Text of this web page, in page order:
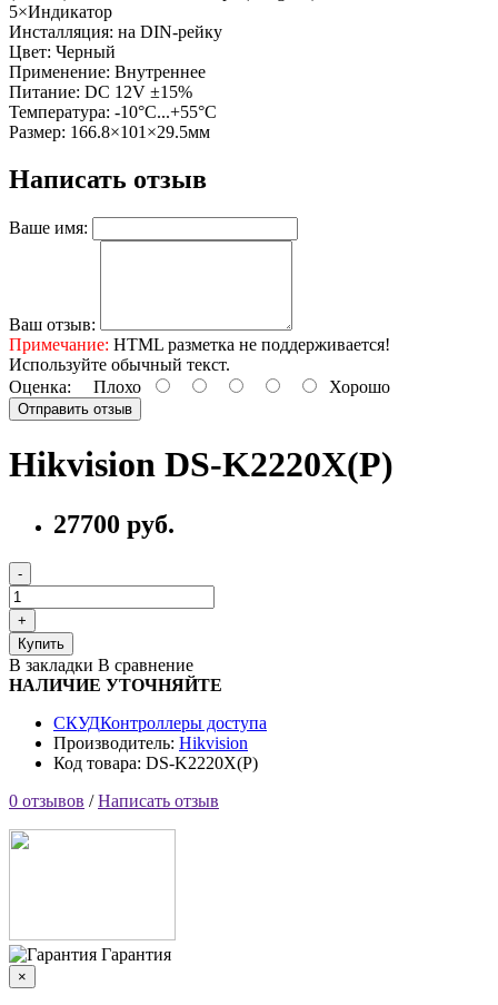
5×Индикатор
Инсталляция: на DIN-рейку
Цвет: Черный
Применение: Внутреннее
Питание: DC 12V ±15%
Температура: -10°C...+55°C
Размер: 166.8×101×29.5мм
Написать отзыв
Ваше имя:
Ваш отзыв:
Примечание: HTML разметка не поддерживается!
Используйте обычный текст.
Оценка: Плохо Хорошо
Отправить отзыв
Hikvision DS-K2220X(P)
27700 руб.
Купить
В закладки В сравнение
НАЛИЧИЕ УТОЧНЯЙТЕ
СКУДКонтроллеры доступа
Производитель: Hikvision
Код товара: DS-K2220X(P)
0 отзывов /Написать отзыв
Гарантия
×